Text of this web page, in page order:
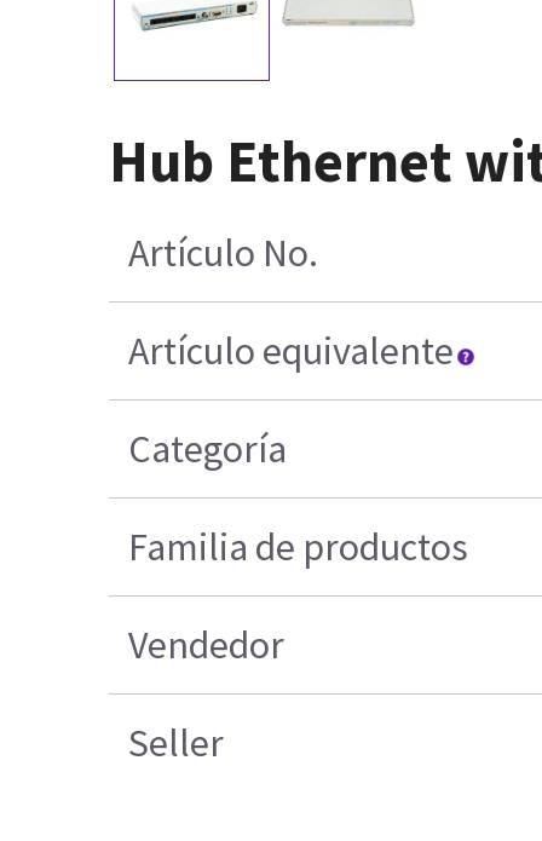
Hub Ethernet
Artículo No.
Artículo equivalente
Categoría
Familia de productos
Vendedor
Seller